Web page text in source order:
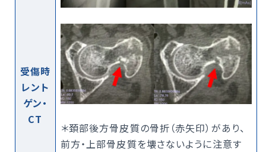
受傷時
レント
ゲン・
CT
＊頚部後方骨皮質の骨折（赤矢印）があり、
前方・上部骨皮質を壊さないように注意す